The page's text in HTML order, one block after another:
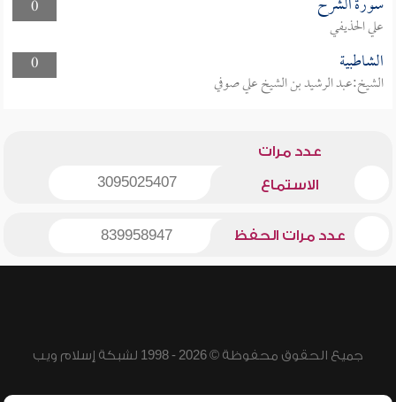
0
علي الحذيفي
0
الشاطبية
الشيخ:عبد الرشيد بن الشيخ علي صوفي
عدد مرات
الاستماع 3095025407
عدد مرات الحفظ 839958947
جميع الحقوق محفوظة © 2026 - 1998 لشبكة إسلام ويب